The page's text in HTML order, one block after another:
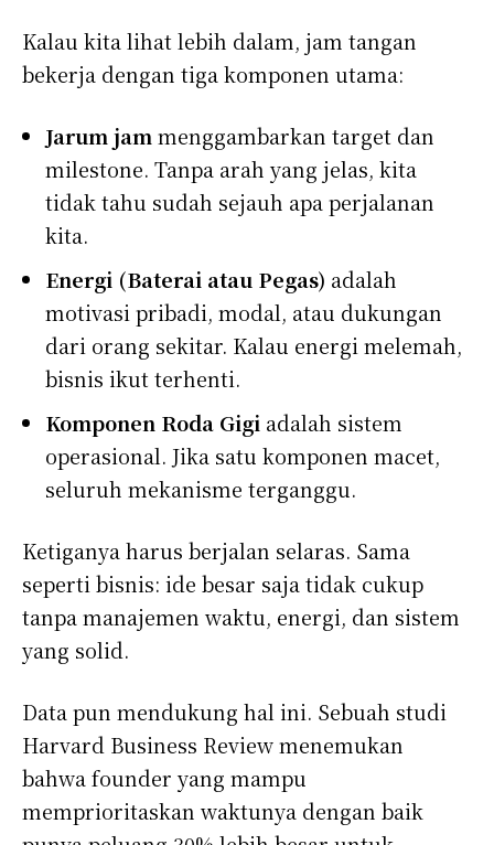
Kalau kita lihat lebih dalam, jam tangan
bekerja dengan tiga komponen utama:
Jarum jam menggambarkan target dan
milestone. Tanpa arah yang jelas, kita
tidak tahu sudah sejauh apa perjalanan
kita.
Energi (Baterai atau Pegas) adalah
motivasi pribadi, modal, atau dukungan
dari orang sekitar. Kalau energi melemah,
bisnis ikut terhenti.
Komponen Roda Gigi adalah sistem
operasional. Jika satu komponen macet,
seluruh mekanisme terganggu.
Ketiganya harus berjalan selaras. Sama
seperti bisnis: ide besar saja tidak cukup
tanpa manajemen waktu, energi, dan sistem
yang solid.
Data pun mendukung hal ini. Sebuah studi
Harvard Business Review menemukan
bahwa founder yang mampu
memprioritaskan waktunya dengan baik